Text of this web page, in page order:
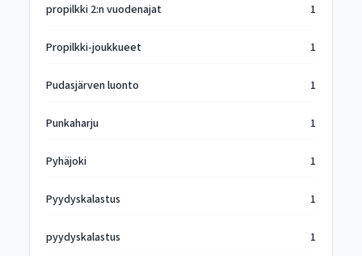
propilkki 2:n vuodenajat 1
Propilkki-joukkueet 1
Pudasjärven luonto 1
Punkaharju 1
Pyhäjoki 1
Pyydyskalastus 1
pyydyskalastus 1